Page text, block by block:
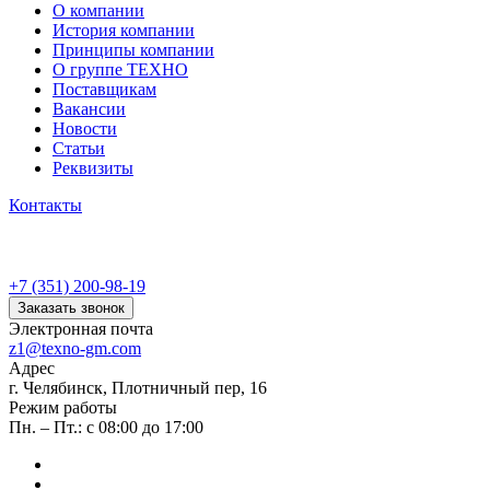
О компании
История компании
Принципы компании
О группе ТЕХНО
Поставщикам
Вакансии
Новости
Статьи
Реквизиты
Контакты
+7 (351) 200-98-19
Заказать звонок
Электронная почта
z1@texno-gm.com
Адрес
г. Челябинск, Плотничный пер, 16
Режим работы
Пн. – Пт.: с 08:00 до 17:00